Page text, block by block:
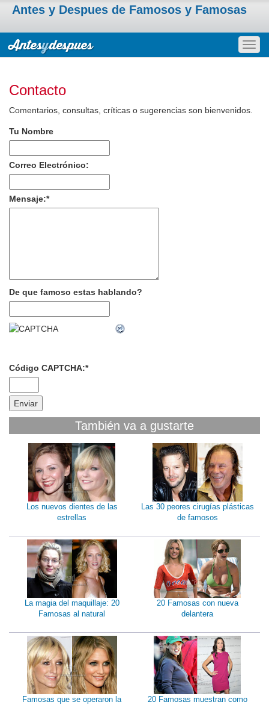
Antes y Despues de Famosos y Famosas
Contacto
Comentarios, consultas, críticas o sugerencias son bienvenidos.
Tu Nombre
Correo Electrónico:
Mensaje:*
De que famoso estas hablando?
Código CAPTCHA:*
También va a gustarte
Los nuevos dientes de las
estrellas
Las 30 peores cirugías plásticas
de famosos
La magia del maquillaje: 20
Famosas al natural
20 Famosas con nueva
delantera
Famosas que se operaron la
20 Famosas muestran como